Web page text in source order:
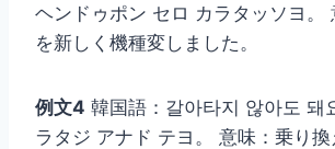
ヘンドゥポン セロ カラタッソヨ。
を新しく機種変しました。
例文4 韓国語：갈아타지 않아도 돼
ラタジ アナド テヨ。 意味：乗り